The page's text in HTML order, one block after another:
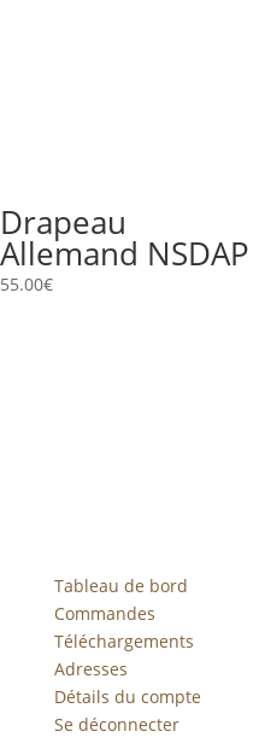
Drapeau
Allemand NSDAP
55.00€
Tableau de bord
Commandes
Téléchargements
Adresses
Détails du compte
Se déconnecter